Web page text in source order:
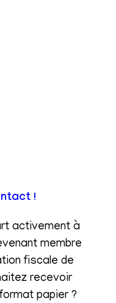
!
activement à
membre
fiscale de
recevoir
papier ?